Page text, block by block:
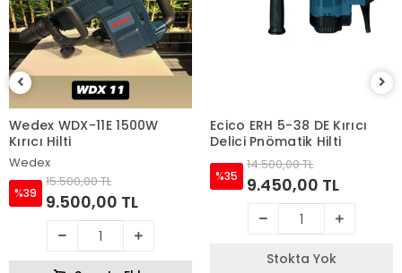
Wedex WDX-11E 1500W
Kırıcı Hilti
Wedex
%39
15.500,00 TL
9.500,00 TL
Ecico ERH 5-38 DE Kırıcı
Delici Pnömatik Hilti
%35
14.500,00 TL
9.450,00 TL
Stokta Yok